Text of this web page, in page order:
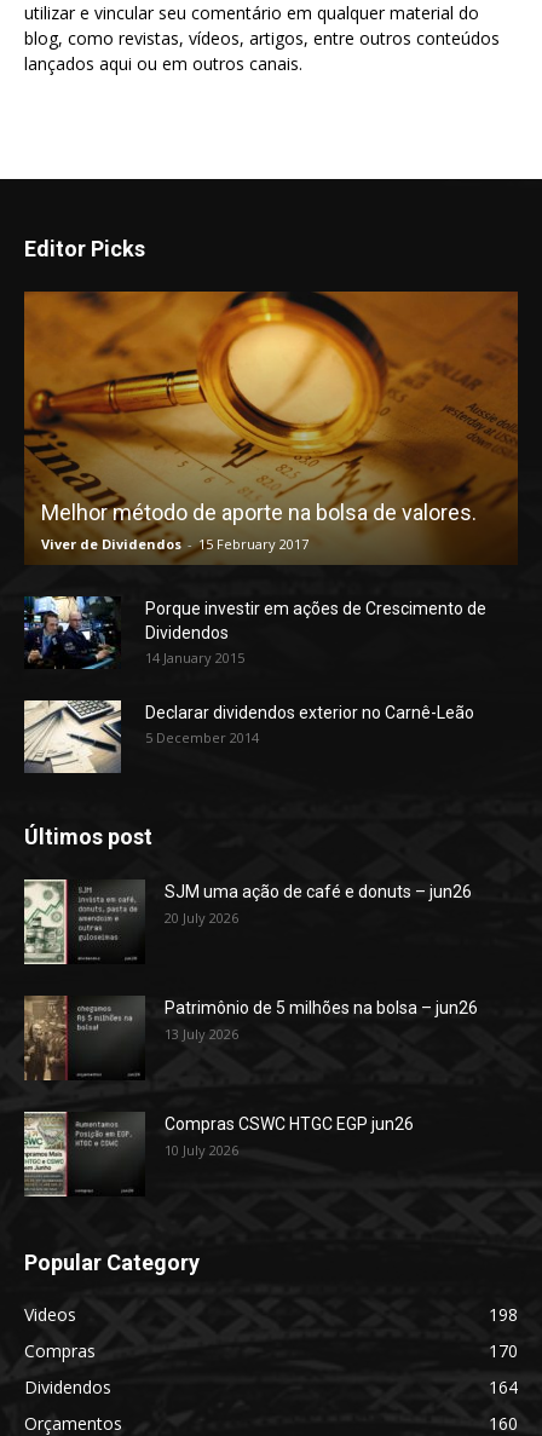
utilizar e vincular seu comentário em qualquer material do
blog, como revistas, vídeos, artigos, entre outros conteúdos
lançados aqui ou em outros canais.
Editor Picks
Melhor método de aporte na bolsa de valores.
Viver de Dividendos - 15 February 2017
Porque investir em ações de Crescimento de
Dividendos
14 January 2015
Declarar dividendos exterior no Carnê-Leão
5 December 2014
Últimos post
SJM uma ação de café e donuts – jun26
20 July 2026
Patrimônio de 5 milhões na bolsa – jun26
13 July 2026
Compras CSWC HTGC EGP jun26
10 July 2026
Popular Category
Videos
198
Compras
170
Dividendos
164
Orçamentos
160